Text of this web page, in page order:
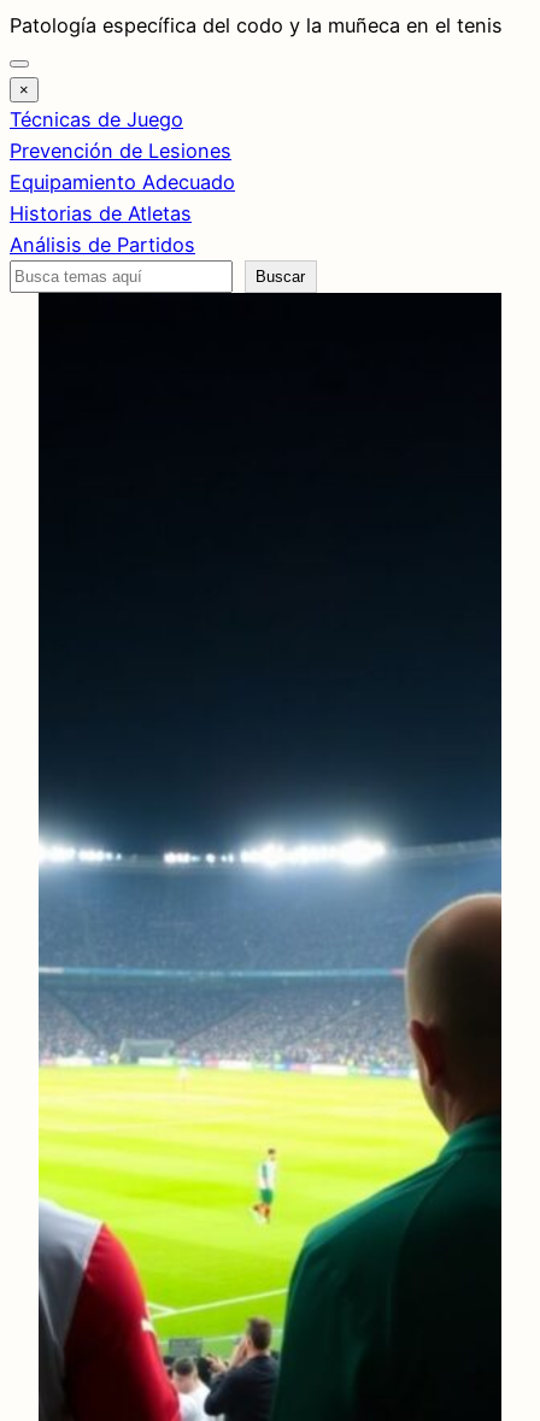
Saltar
al
contenido
Patología específica del codo y la muñeca en el tenis
×
Técnicas de Juego
Prevención de Lesiones
Equipamiento Adecuado
Historias de Atletas
Análisis de Partidos
Buscar
Buscar